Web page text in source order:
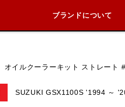
ブランドについて
オイルクーラーキット ストレート
SUZUKI GSX1100S '1994 ～